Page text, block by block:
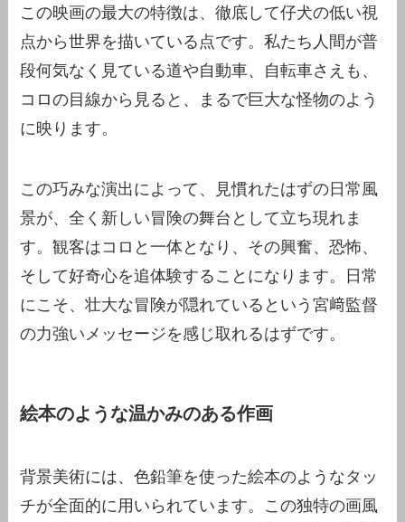
この映画の最大の特徴は、徹底して仔犬の低い視
点から世界を描いている点です。私たち人間が普
段何気なく見ている道や自動車、自転車さえも、
コロの目線から見ると、まるで巨大な怪物のよう
に映ります。
この巧みな演出によって、見慣れたはずの日常風
景が、全く新しい冒険の舞台として立ち現れま
す。観客はコロと一体となり、その興奮、恐怖、
そして好奇心を追体験することになります。日常
にこそ、壮大な冒険が隠れているという宮﨑監督
の力強いメッセージを感じ取れるはずです。
絵本のような温かみのある作画
背景美術には、色鉛筆を使った絵本のようなタッ
チが全面的に用いられています。この独特の画風